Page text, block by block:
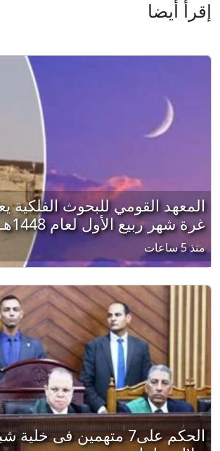
إقرأ أيضا
المعهد القومي للبحوث الفلكية
غرة شهر ربيع الأول لعام 1448هـ فلكيا
منذ 5 ساعات
الحكم على7 متهمين فى